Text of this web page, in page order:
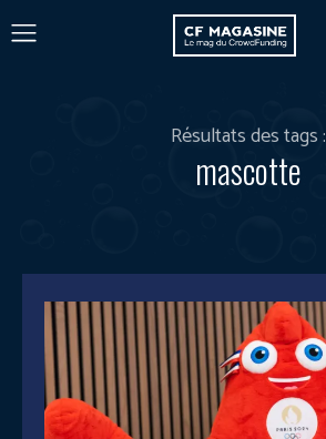
Résultats des tags :
mascotte